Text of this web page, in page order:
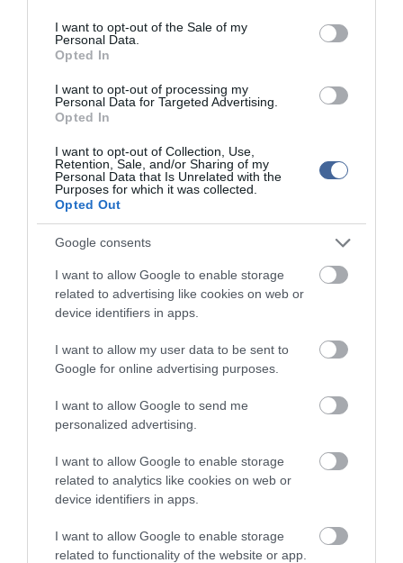
consent section.
I want to opt-out of the Sale of my
Personal Data.
Opted In
I want to opt-out of processing my
Personal Data for Targeted Advertising.
Opted In
I want to opt-out of Collection, Use,
Retention, Sale, and/or Sharing of my
Personal Data that Is Unrelated with the
Purposes for which it was collected.
Opted Out
Google consents
I want to allow Google to enable storage
related to advertising like cookies on web or
device identifiers in apps.
I want to allow my user data to be sent to
Google for online advertising purposes.
I want to allow Google to send me
personalized advertising.
I want to allow Google to enable storage
related to analytics like cookies on web or
device identifiers in apps.
I want to allow Google to enable storage
related to functionality of the website or app.
tűnt olyan feltűnőnek, mint amilyennek az elmúlt napokban és a
moszkvai Megváltó Krisztus-székesegyházban a hétvégén látták.
Ám az állítások ellenére nincs bizonyíték arra, hogy az orosz
ami egy néhány centiméteres, a nyak elülső részén húzódó
bemetszéssel járhat.
hogy a diktátort folyamatosan kísérgetik pajzsmirigyrákra
szakosodott orvosok. A ráksebész Dr. Szelivanov 35 alkalommal,
166 napon keresztül utazott Putyinhoz. Az ő szakterülete "a
pajzsmirigyrákos idős és szenilis betegek diagnosztikájának és
sebészeti kezelésének sajátosságai". Dr. Alekszej Scseglov fül-
orr-gégész már a 2014-es szocsi olimpián is Putyin mellett állt, és
meg 282 napot töltve mellette. Scseglovot olyan orvosnak tartják,
"aki többek között elsőként képes felismerni a pajzsmirigy
problémákat, beleértve az onkológiai problémákat is". Putyin egy
állt, aki 152 nap alatt 38 alkalommal járt Putyinnál. De több más
orvosról is kiderült, hogy az orosz elnököt ápolta.
szenved
hogy a Kreml hadvezére "köhögési rohamoktól, szédüléstől,
alvászavaroktól, hasi fájdalomtól [és] állandó hányingertől"
szenved, valamint "a Parkinson-kór és a skizoaffektív zavar
Az egyik verzió szerint szteroidokkal kezelték, ami az arca és a